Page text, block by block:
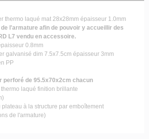
thermo laqué mat 28x28mm épaisseur 1.0mm
de l'armature afin de pouvoir y accueillir des
L7 vendu en accessoire.
0.8mm
galvanisé dim 7.5x7.5cm épaisseur 3mm
PP
perforé de 95.5x70x2cm chacun
laqué finition brillante
plateau à la structure par emboîtement
de l'armature)